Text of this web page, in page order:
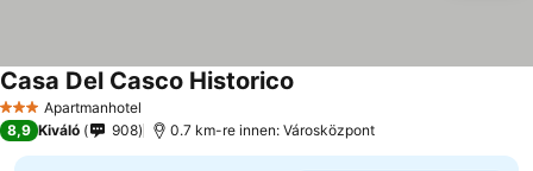
3 KategóriaApartmanhotel
Casa Del Casco Historico
8,9 Kiváló 908 0.7 km-re innen: Városközpont